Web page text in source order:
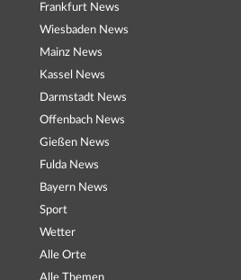
Frankfurt News
Wiesbaden News
Mainz News
Kassel News
Darmstadt News
Offenbach News
Gießen News
Fulda News
Bayern News
Sport
Wetter
Alle Orte
Alle Themen